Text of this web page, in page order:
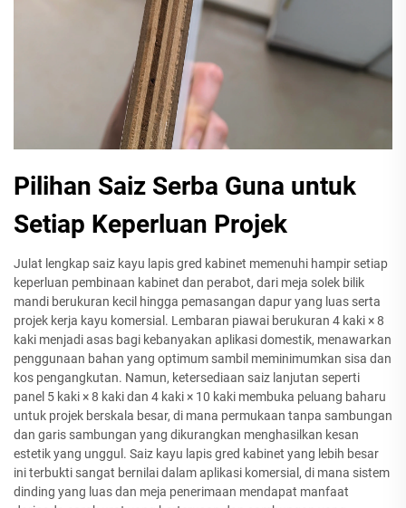
Pilihan Saiz Serba Guna untuk
Setiap Keperluan Projek
Julat lengkap saiz kayu lapis gred kabinet memenuhi hampir setiap
keperluan pembinaan kabinet dan perabot, dari meja solek bilik
mandi berukuran kecil hingga pemasangan dapur yang luas serta
projek kerja kayu komersial. Lembaran piawai berukuran 4 kaki × 8
kaki menjadi asas bagi kebanyakan aplikasi domestik, menawarkan
penggunaan bahan yang optimum sambil meminimumkan sisa dan
kos pengangkutan. Namun, ketersediaan saiz lanjutan seperti
panel 5 kaki × 8 kaki dan 4 kaki × 10 kaki membuka peluang baharu
untuk projek berskala besar, di mana permukaan tanpa sambungan
dan garis sambungan yang dikurangkan menghasilkan kesan
estetik yang unggul. Saiz kayu lapis gred kabinet yang lebih besar
ini terbukti sangat bernilai dalam aplikasi komersial, di mana sistem
dinding yang luas dan meja penerimaan mendapat manfaat